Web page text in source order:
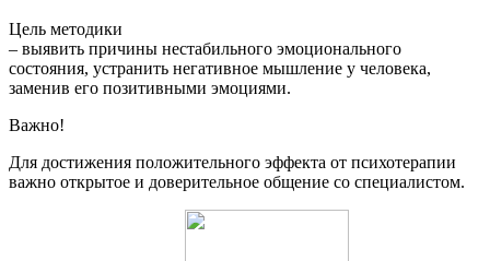
Цель методики
– выявить причины нестабильного эмоционального
состояния, устранить негативное мышление у человека,
заменив его позитивными эмоциями.
Важно!
Для достижения положительного эффекта от психотерапии
важно открытое и доверительное общение со специалистом.